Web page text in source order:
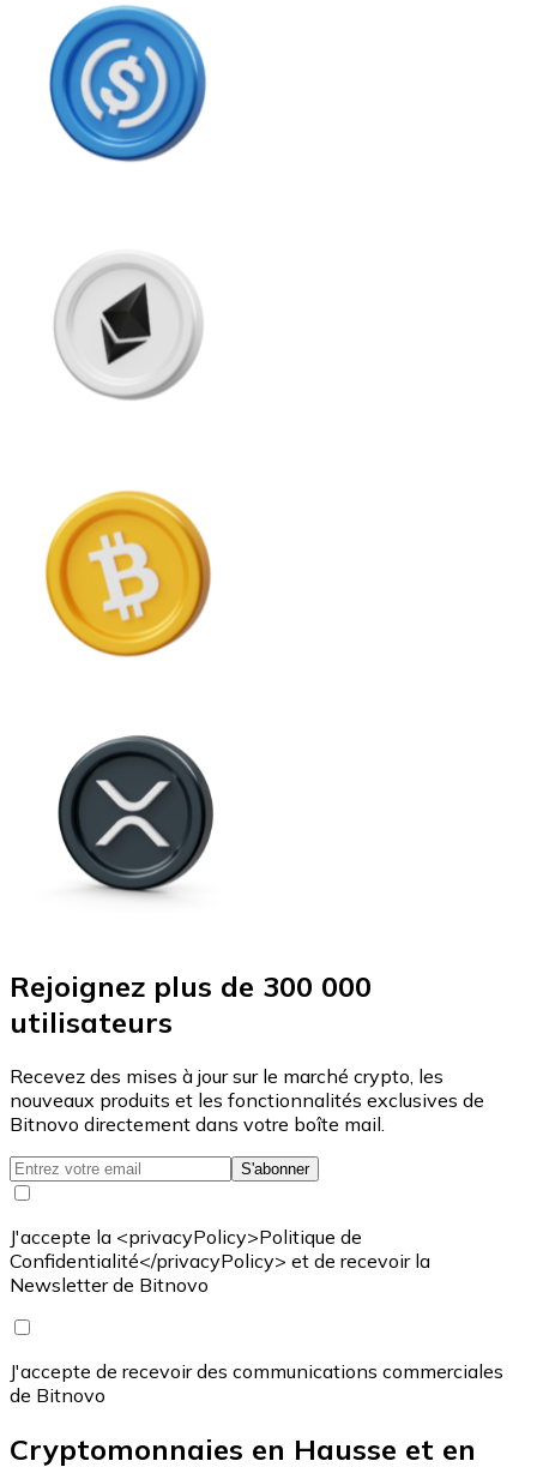
Rejoignez plus de 300 000
utilisateurs
Recevez des mises à jour sur le marché crypto, les
nouveaux produits et les fonctionnalités exclusives de
Bitnovo directement dans votre boîte mail.
S'abonner
J'accepte la <privacyPolicy>Politique de
Confidentialité</privacyPolicy> et de recevoir la
Newsletter de Bitnovo
J'accepte de recevoir des communications commerciales
de Bitnovo
Cryptomonnaies en Hausse et en